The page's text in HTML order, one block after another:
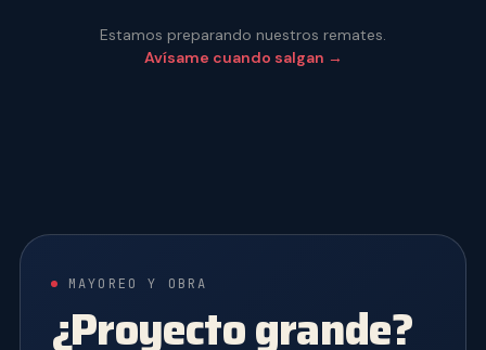
Estamos preparando nuestros remates.
Avísame cuando salgan →
MAYOREO Y OBRA
¿Proyecto grande?